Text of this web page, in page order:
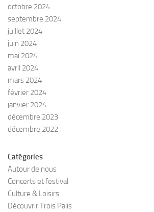
octobre 2024
septembre 2024
juillet 2024
juin 2024
mai 2024
avril 2024
mars 2024
février 2024
janvier 2024
décembre 2023
décembre 2022
Catégories
Autour de nous
Concerts et festival
Culture & Loisirs
Découvrir Trois Palis